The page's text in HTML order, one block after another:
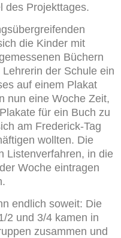
des Projekttages.
die Kinder mit
Büchern
der Schule ein
auf einem Plakat
nun eine Woche Zeit,
für ein Buch zu
am Frederick-Tag
wollten. Die
Listenverfahren, in die
Woche eintragen
endlich soweit: Die
2 und 3/4 kamen in
zusammen und